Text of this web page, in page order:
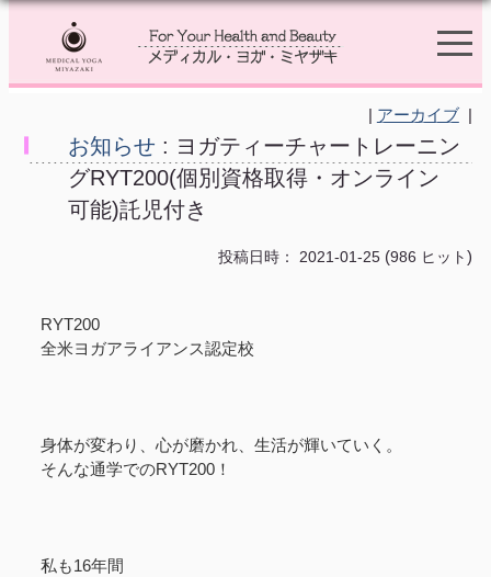
| アーカイブ|
お知らせ : ヨガティーチャートレーニン
グRYT200(個別資格取得・オンライン
可能)託児付き
投稿日時： 2021-01-25(986 ヒット )
RYT200
全米ヨガアライアンス認定校
身体が変わり、心が磨かれ、生活が輝いていく。
そんな通学でのRYT200！
私も16年間